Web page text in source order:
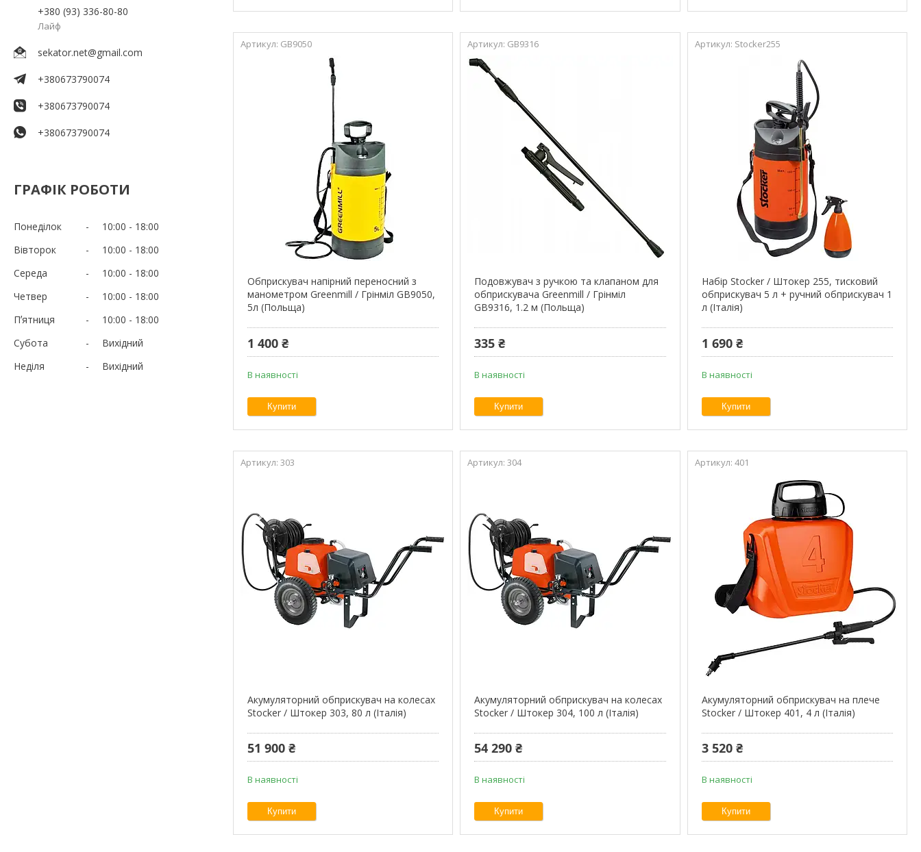
+380 (93) 336-80-80
Лайф
sekator.net@gmail.com
+380673790074
+380673790074
+380673790074
ГРАФІК РОБОТИ
Понеділок 10:00
18:00
Вівторок
10:00
18:00
Середа
10:00
18:00
Четвер
10:00
18:00
Пʼятниця
10:00
18:00
Субота
Вихідний
Неділя
Вихідний
GB9050
Обприскувач напірний переносний з
манометром Greenmill / Грінміл GB9050,
5л (Польща)
1 400 ₴
В наявності
Купити
GB9316
Подовжувач з ручкою та клапаном для
обприскувача Greenmill / Грінміл
GB9316, 1.2 м (Польща)
335 ₴
В наявності
Купити
Stocker255
Набір Stocker / Штокер 255, тисковий
обприскувач 5 л + ручний обприскувач 1
л (Італія)
1 690 ₴
В наявності
Купити
303
Акумуляторний обприскувач на колесах
Stocker / Штокер 303, 80 л (Італія)
51 900 ₴
В наявності
Купити
304
Акумуляторний обприскувач на колесах
Stocker / Штокер 304, 100 л (Італія)
54 290 ₴
В наявності
Купити
401
Акумуляторний обприскувач на плече
Stocker / Штокер 401, 4 л (Італія)
3 520 ₴
В наявності
Купити